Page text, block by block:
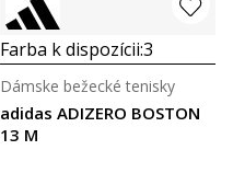
Farba k dispozícii:3
adidas ADIZERO BOSTON
13 M
Dámske bežecké tenisky